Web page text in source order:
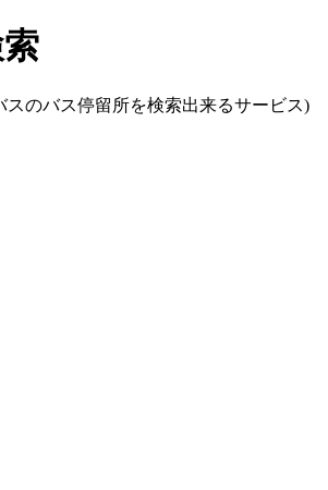
スのバス停留所を検索出来るサービス)